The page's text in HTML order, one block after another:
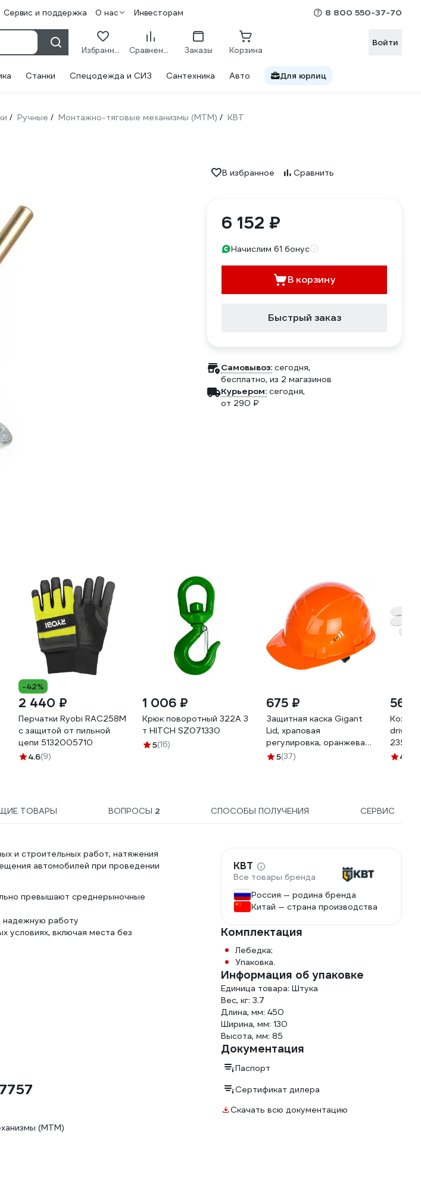
Сервис и поддержка О нас Инвесторам 8 800 550-37-70
Избранное Сравнение Заказы Корзина
Войти
Станки Спецодежда и СИЗ Сантехника Авто Для юрлиц
/ Ручные / Монтажно-тяговые механизмы (МТМ) / КВТ
В избранное Сравнить
6 152 ₽
Начислим 61 бонус
В корзину
Быстрый заказ
Самовывоз: сегодня,
бесплатно, из 2 магазинов
Курьером: сегодня,
от 290 ₽
-42%
2 440 ₽
Перчатки Ryobi RAC258M
с защитой от пильной
цепи 5132005710
4.6(9)
1 006 ₽
Крюк поворотный 322А 3
т HITCH SZ071330
5(16)
675 ₽
Защитная каска Gigant
Lid, храповая
регулировка, оранжевая
GHL-21
5(37)
561 ₽
driver
4.9
ТОВАРЫ ВОПРОСЫ 2 СПОСОБЫ ПОЛУЧЕНИЯ СЕРВИС
и строительных работ, натяжения
автомобилей при проведении
превышают среднерыночные
надежную работу
условиях, включая места без
(МТМ)
КВТ
Все товары бренда
Россия — родина бренда
Китай — страна производства
Комплектация
Лебедка;
Упаковка.
Информация об упаковке
Единица товара: Штука
Вес, кг: 3.7
Длина, мм: 450
Ширина, мм: 130
Высота, мм: 85
Документация
Паспорт
Сертификат дилера
Скачать всю документацию